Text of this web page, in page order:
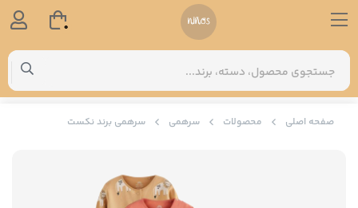
صفحه اصلی محصولات سرهمی سرهمی برند نکست
0